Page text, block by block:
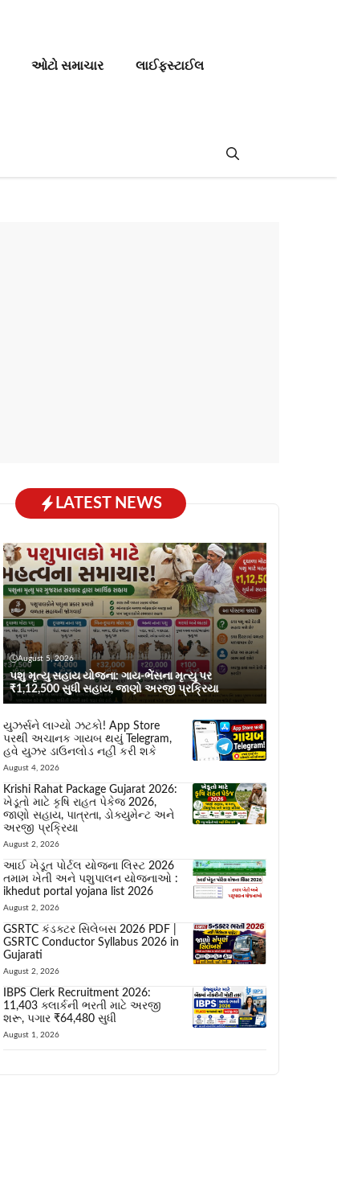
ઓટો સમાચાર લાઈફસ્ટાઈલ
LATEST NEWS
August 5, 2026
પશુ મૃત્યુ સહાય યોજના: ગાય-ભેંસના મૃત્યુ પર
₹1,12,500 સુધી સહાય, જાણો અરજી પ્રક્રિયા
યુઝર્સને લાગ્યો ઝટકો! App Store
પરથી અચાનક ગાયબ થયું Telegram,
હવે યુઝર ડાઉનલોડ નહીં કરી શકે
August 4, 2026
Krishi Rahat Package Gujarat 2026:
ખેડૂતો માટે કૃષિ રાહત પેકેજ 2026,
જાણો સહાય, પાત્રતા, ડોક્યુમેન્ટ અને
અરજી પ્રક્રિયા
August 2, 2026
આઈ ખેડૂત પોર્ટલ યોજના લિસ્ટ 2026
તમામ ખેતી અને પશુપાલન યોજનાઓ :
ikhedut portal yojana list 2026
August 2, 2026
GSRTC કંડક્ટર સિલેબસ 2026 PDF |
GSRTC Conductor Syllabus 2026 in
Gujarati
August 2, 2026
IBPS Clerk Recruitment 2026:
11,403 ક્લાર્કની ભરતી માટે અરજી
શરૂ, પગાર ₹64,480 સુધી
August 1, 2026